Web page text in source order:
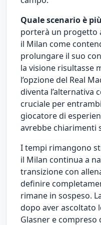
Quale scenario è
porterà un progetto
il Milan come
prolungare il suo
la visione risultasse
l’opzione del Real
diventa l’alternativa
cruciale per
giocatore di
avrebbe chiarimenti
I tempi rimangono
il Milan continua a
transizione con
definire
rimane in sospeso.
dopo aver ascoltato
Glasner e